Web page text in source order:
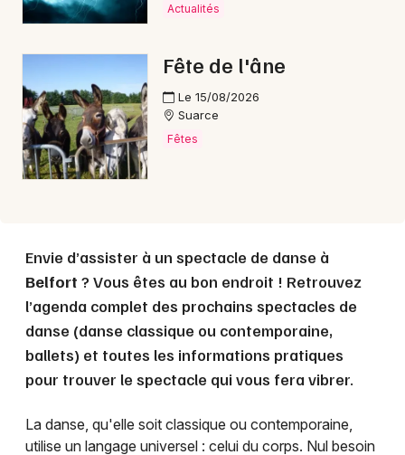
Actualités
Fête de l'âne
Le 15/08/2026
Suarce
Fêtes
Envie d’assister à un spectacle de danse à
Belfort ? Vous êtes au bon endroit ! Retrouvez
l’agenda complet des prochains spectacles de
danse (danse classique ou contemporaine,
ballets) et toutes les informations pratiques
pour trouver le spectacle qui vous fera vibrer.
La danse, qu'elle soit classique ou contemporaine,
utilise un langage universel : celui du corps. Nul besoin